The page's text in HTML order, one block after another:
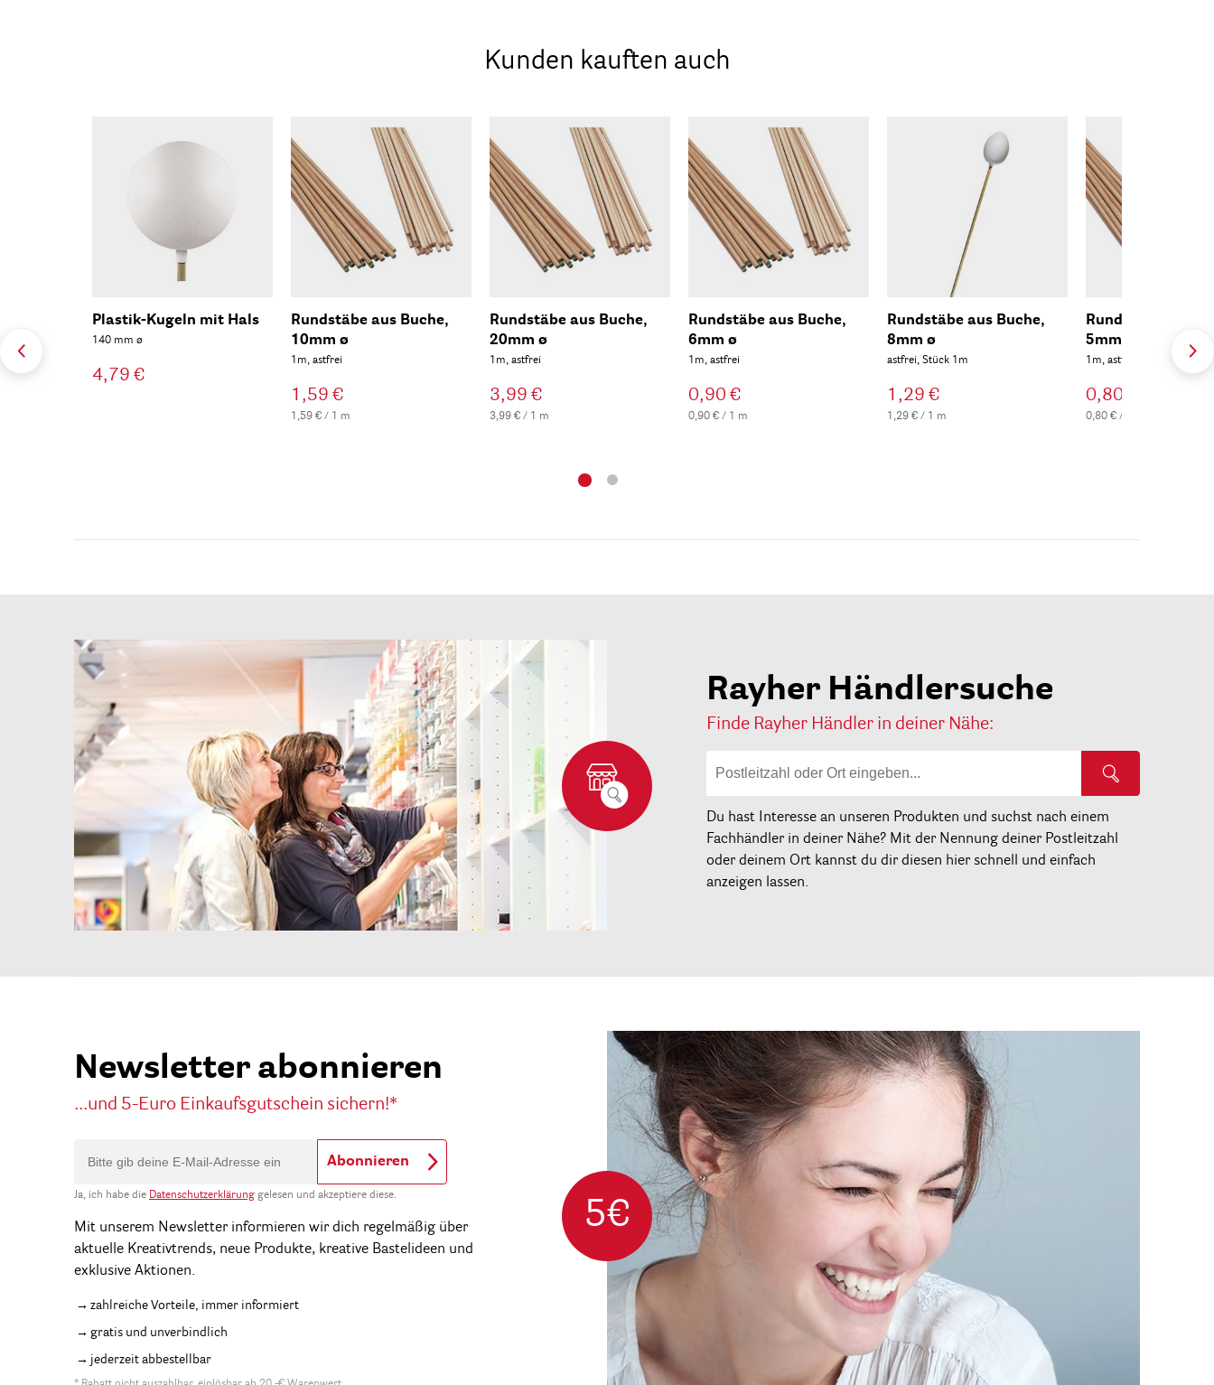
Kunden kauften auch
Plastik-Kugeln mit Hals
140 mm ø
4,79 €
Rundstäbe aus Buche,
10mm ø
1m, astfrei
1,59 €
1,59 € / 1 m
Rundstäbe aus Buche,
20mm ø
1m, astfrei
3,99 €
3,99 € / 1 m
Rundstäbe aus Buche,
6mm ø
1m, astfrei
0,90 €
0,90 € / 1 m
Rundstäbe aus Buche,
8mm ø
astfrei, Stück 1m
1,29 €
1,29 € / 1 m
Rundstäbe aus
5mm ø
1m, astfrei
0,80 €
0,80 € / 1 m
Rayher Händlersuche
Finde Rayher Händler in deiner Nähe:
Du hast Interesse an unseren Produkten und suchst nach einem
Fachhändler in deiner Nähe? Mit der Nennung deiner Postleitzahl
oder deinem Ort kannst du dir diesen hier schnell und einfach
anzeigen lassen.
5€
Newsletter abonnieren
...und 5-Euro Einkaufsgutschein sichern!*
Abonnieren
Ja, ich habe die Datenschutzerklärung gelesen und akzeptiere diese.
Mit unserem Newsletter informieren wir dich regelmäßig über
aktuelle Kreativtrends, neue Produkte, kreative Bastelideen und
exklusive Aktionen.
zahlreiche Vorteile, immer informiert
gratis und unverbindlich
jederzeit abbestellbar